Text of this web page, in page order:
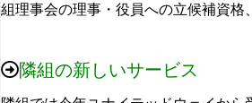
組理事会の理事・役員への立候補資格
隣組の新しいサービス